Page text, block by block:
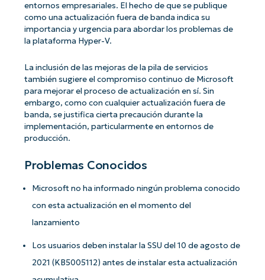
entornos empresariales. El hecho de que se publique
como una actualización fuera de banda indica su
importancia y urgencia para abordar los problemas de
la plataforma Hyper-V.
La inclusión de las mejoras de la pila de servicios
también sugiere el compromiso continuo de Microsoft
para mejorar el proceso de actualización en sí. Sin
embargo, como con cualquier actualización fuera de
banda, se justifica cierta precaución durante la
implementación, particularmente en entornos de
producción.
Problemas Conocidos
Microsoft no ha informado ningún problema conocido
con esta actualización en el momento del
lanzamiento
Los usuarios deben instalar la SSU del 10 de agosto de
2021 (KB5005112) antes de instalar esta actualización